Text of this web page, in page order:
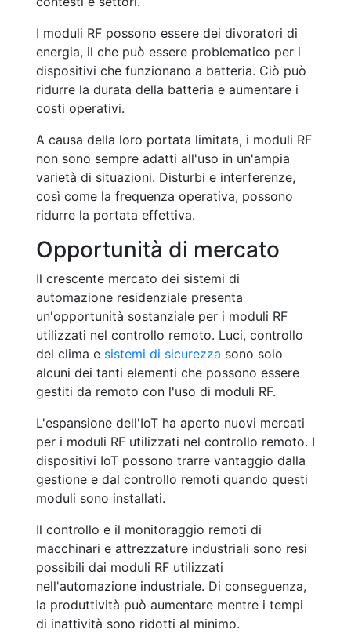
I moduli RF possono essere dei divoratori di
energia, il che può essere problematico per i
dispositivi che funzionano a batteria. Ciò può
ridurre la durata della batteria e aumentare i
costi operativi.
A causa della loro portata limitata, i moduli RF
non sono sempre adatti all'uso in un'ampia
varietà di situazioni. Disturbi e interferenze,
così come la frequenza operativa, possono
ridurre la portata effettiva.
Opportunità di mercato
Il crescente mercato dei sistemi di
automazione residenziale presenta
un'opportunità sostanziale per i moduli RF
utilizzati nel controllo remoto. Luci, controllo
del clima e sistemi di sicurezza sono solo
alcuni dei tanti elementi che possono essere
gestiti da remoto con l'uso di moduli RF.
L'espansione dell'IoT ha aperto nuovi mercati
per i moduli RF utilizzati nel controllo remoto. I
dispositivi IoT possono trarre vantaggio dalla
gestione e dal controllo remoti quando questi
moduli sono installati.
Il controllo e il monitoraggio remoti di
macchinari e attrezzature industriali sono resi
possibili dai moduli RF utilizzati
nell'automazione industriale. Di conseguenza,
la produttività può aumentare mentre i tempi
di inattività sono ridotti al minimo.